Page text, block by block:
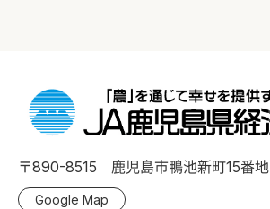
〒890-8515 鹿児島市鴨池新町15番地
Google Map